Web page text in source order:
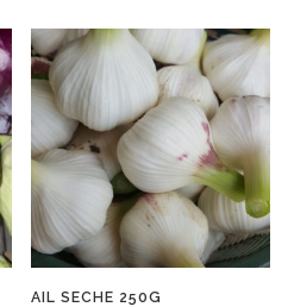
AIL SECHE 250G